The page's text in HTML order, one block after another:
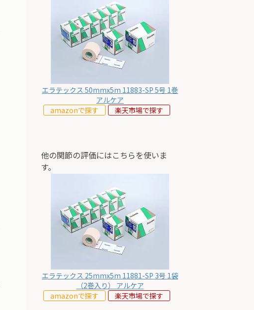
エラテックス 50mmx5m 11883-SP 5号 1巻
アルケア
amazonで探す
楽天市場で探す
他の関節の評価にはこちらを使いま
す。
エラテックス 25mmx5m 11881-SP 3号 1袋
（2巻入り） アルケア
amazonで探す
楽天市場で探す